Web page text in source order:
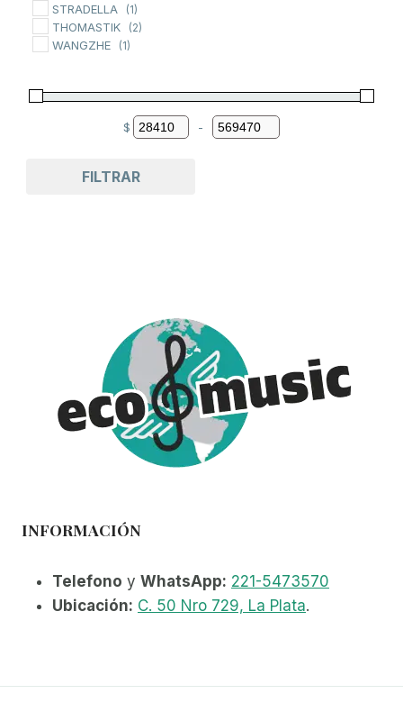
STRADELLA (1)
THOMASTIK (2)
WANGZHE (1)
$
Minimum Price
-
Maximum Price
FILTRAR
INFORMACIÓN
Telefono y WhatsApp: 221-5473570
Ubicación: C. 50 Nro 729, La Plata.